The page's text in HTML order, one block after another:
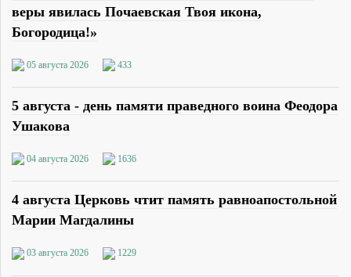
веры явилась Почаевская Твоя икона,
Богородица!»
05 августа 2026 433
5 августа - день памяти праведного воина Феодора
Ушакова
04 августа 2026 1636
4 августа Церковь чтит память равноапостольной
Марии Магдалины
03 августа 2026 1229